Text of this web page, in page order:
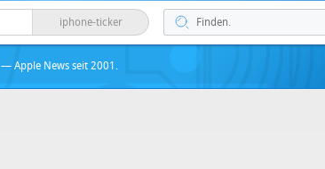
iphone-ticker
— Apple News seit 2001.